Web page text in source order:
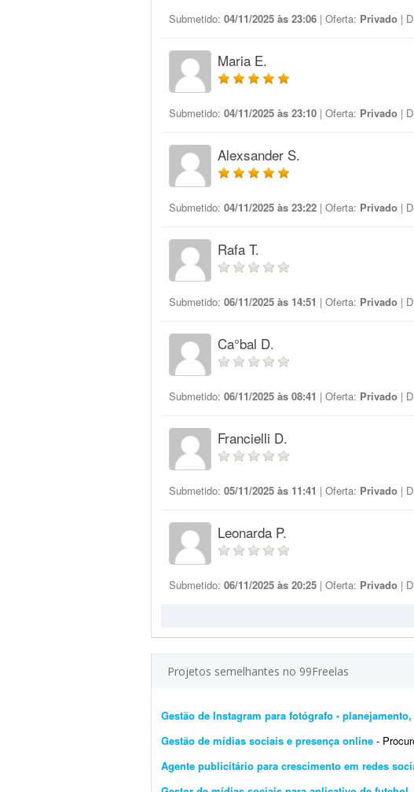
Submetido: 04/11/2025 às 23:06 | Oferta: Privado |
Maria E.
Submetido: 04/11/2025 às 23:10 | Oferta: Privado |
Alexsander S.
Submetido: 04/11/2025 às 23:22 | Oferta: Privado |
Rafa T.
Submetido: 06/11/2025 às 14:51 | Oferta: Privado |
Ca°bal D.
Submetido: 06/11/2025 às 08:41 | Oferta: Privado |
Francielli D.
Submetido: 05/11/2025 às 11:41 | Oferta: Privado |
Leonarda P.
Submetido: 06/11/2025 às 20:25 | Oferta: Privado |
Projetos semelhantes no 99Freelas
Gestão de Instagram para fotógrafo -
Gestão de mídias sociais e presença online - Procuro
Agente publicitário para crescimento em redes